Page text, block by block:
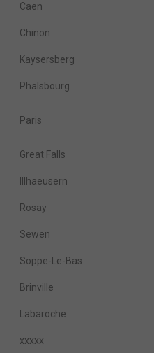
Caen
Chinon
Kaysersberg
Phalsbourg
Paris
Great Falls
Illhaeusern
Rosay
Sewen
Soppe-Le-Bas
Brinville
Labaroche
xxxxx